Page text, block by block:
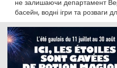
не залишаючи департамент
басейн, водні ігри та розваги